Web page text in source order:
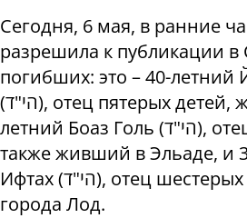
Сегодня, 6 мая, в ранние
разрешила к публикации
погибших: это – 40-летний
(
הי"ד
), отец пятерых детей,
летний Боаз Голь (
הי"ד
),
также живший в Эльаде, и
Ифтах (
הי"ד
), отец
города Лод.